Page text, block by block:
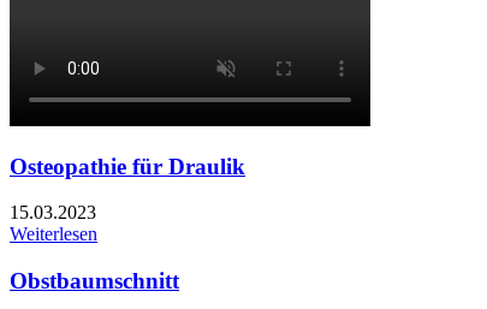
Osteopathie für Draulik
15.03.2023
Weiterlesen
Obstbaumschnitt